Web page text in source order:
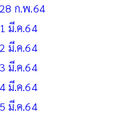
ก.พ.64
มี.ค.64
มี.ค.64
มี.ค.64
มี.ค.64
มี.ค.64